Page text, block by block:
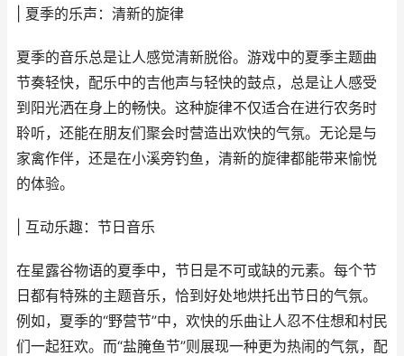
| 夏季的乐声：清新的旋律
夏季的音乐总是让人感觉清新脱俗。游戏中的夏季主题曲
节奏轻快，配乐中的吉他声与轻快的鼓点，总是让人感受
到阳光洒在身上的畅快。这种旋律不仅适合在进行农务时
聆听，还能在朋友们聚会时营造出欢快的气氛。无论是与
家禽作伴，还是在小溪旁钓鱼，清新的旋律都能带来愉悦
的体验。
| 互动乐趣：节日音乐
在星露谷物语的夏季中，节日是不可或缺的元素。每个节
日都有特殊的主题音乐，恰到好处地烘托出节日的气氛。
例如，夏季的“野营节”中，欢快的乐曲让人忍不住想和村民
们一起狂欢。而“盐腌鱼节”则展现一种更为热闹的气氛，配